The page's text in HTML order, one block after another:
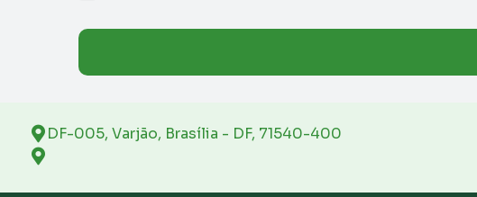
DF-005, Varjão, Brasília - DF, 71540-400